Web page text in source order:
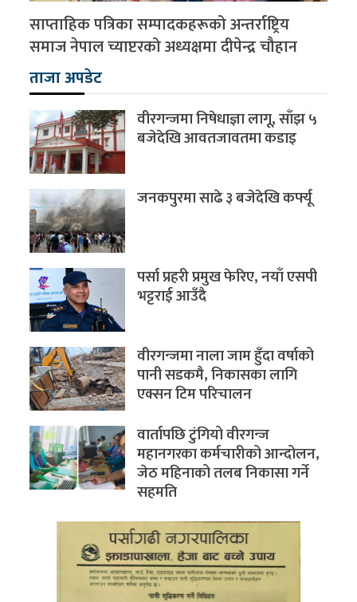
साप्ताहिक पत्रिका सम्पादकहरूको अन्तर्राष्ट्रिय
समाज नेपाल च्याप्टरको अध्यक्षमा दीपेन्द्र चौहान
ताजा अपडेट
वीरगन्जमा निषेधाज्ञा लागू, साँझ ५
बजेदेखि आवतजावतमा कडाइ
जनकपुरमा साढे ३ बजेदेखि कर्फ्यू
पर्सा प्रहरी प्रमुख फेरिए, नयाँ एसपी
भट्टराई आउँदै
वीरगन्जमा नाला जाम हुँदा वर्षाको
पानी सडकमै, निकासका लागि
एक्सन टिम परिचालन
वार्तापछि टुंगियो वीरगन्ज
महानगरका कर्मचारीको आन्दोलन,
जेठ महिनाको तलब निकासा गर्ने
सहमति